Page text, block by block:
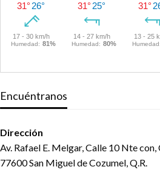
Encuéntranos
Dirección
Av. Rafael E. Melgar, Calle 10 Nte con,
77600 San Miguel de Cozumel, Q.R.